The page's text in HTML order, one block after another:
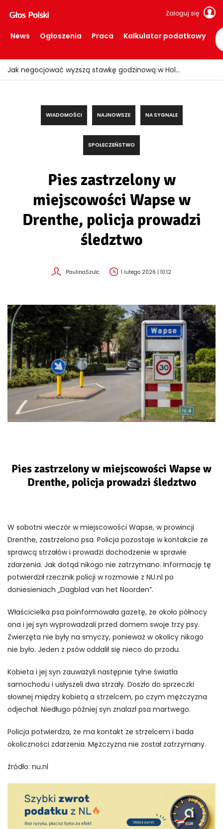
Zaloguj się
News Ogłoszenia Praca Kalkulator podatkowy
WIADOMOŚCI NAJNOWSZE NA SYGNALE
SPOŁECZEŃSTWO
Pies zastrzelony w
miejscowości Wapse w
Drenthe, policja prowadzi
śledztwo
PaulinaSzulc 1 lutego 2026 | 10:12
Pies zastrzelony w miejscowości Wapse w
Drenthe, policja prowadzi śledztwo
W sobotni wieczór w miejscowości Wapse, w prowincji
Drenthe, zastrzelono psa. Policja pozostaje w kontakcie ze
sprawcą strzałów i prowadzi dochodzenie w sprawie
zdarzenia. Jak dotąd nikogo nie zatrzymano. Informację tę
potwierdził rzecznik policji w rozmowie z NU.nl po
doniesieniach „Dagblad van het Noorden”.
Właścicielka psa poinformowała gazetę, że około północy
ona i jej syn wyprowadzali przed domem swoje trzy psy.
Zwierzęta nie były na smyczy, ponieważ w okolicy nikogo
nie było. Jeden z psów oddalił się nieco do przodu.
Kobieta i jej syn zauważyli następnie tylne światła
samochodu i usłyszeli dwa strzały. Doszło do sprzeczki
słownej między kobietą a strzelcem, po czym mężczyzna
odjechał. Niedługo później syn znalazł psa martwego.
Policja potwierdza, że ma kontakt ze strzelcem i bada
okoliczności zdarzenia. Mężczyzna nie został zatrzymany.
źródło: nu.nl